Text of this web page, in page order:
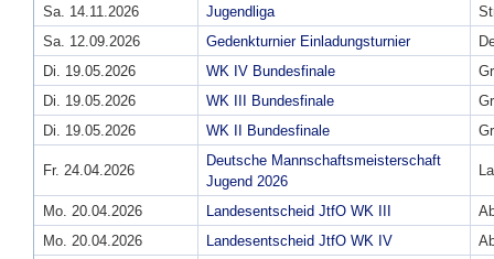
Sa. 14.11.2026
Jugendliga
Sa. 12.09.2026
Gedenkturnier Einladungsturnier
Di. 19.05.2026
WK IV Bundesfinale
Di. 19.05.2026
WK III Bundesfinale
Di. 19.05.2026
WK II Bundesfinale
Fr. 24.04.2026
Deutsche Mannschaftsmeisterschaft
Jugend 2026
Mo. 20.04.2026 Landesentscheid JtfO WK III
Mo. 20.04.2026
Landesentscheid JtfO WK IV